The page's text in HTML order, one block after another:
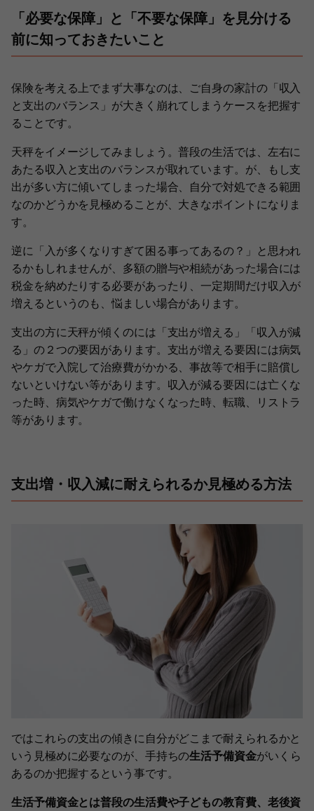
「必要な保障」と「不要な保障」を見分ける
前に知っておきたいこと
保険を考える上でまず大事なのは、ご自身の家計の「収入
と支出のバランス」が大きく崩れてしまうケースを把握す
ることです。
天秤をイメージしてみましょう。普段の生活では、左右に
あたる収入と支出のバランスが取れています。が、もし支
出が多い方に傾いてしまった場合、自分で対処できる範囲
なのかどうかを見極めることが、大きなポイントになりま
す。
逆に「入が多くなりすぎて困る事ってあるの？」と思われ
るかもしれませんが、多額の贈与や相続があった場合には
税金を納めたりする必要があったり、一定期間だけ収入が
増えるというのも、悩ましい場合があります。
支出の方に天秤が傾くのには「支出が増える」「収入が減
る」の２つの要因があります。支出が増える要因には病気
やケガで入院して治療費がかかる、事故等で相手に賠償し
ないといけない等があります。収入が減る要因には亡くな
った時、病気やケガで働けなくなった時、転職、リストラ
等があります。
支出増・収入減に耐えられるか見極める方法
ではこれらの支出の傾きに自分がどこまで耐えられるかと
いう見極めに必要なのが、手持ちの生活予備資金がいくら
あるのか把握するという事です。
生活予備資金とは普段の生活費や子どもの教育費、老後資